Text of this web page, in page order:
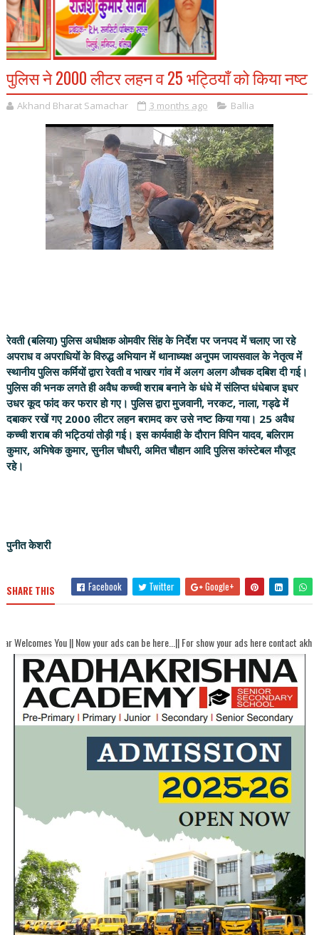
पुलिस ने 2000 लीटर लहन व 25 भट्ठियाँ को किया नष्ट
Akhand Bharat Samachar 3 months ago Ballia
रेवती (बलिया) पुलिस अधीक्षक ओमवीर सिंह के निर्देश पर जनपद में चलाए जा रहे
अपराध व अपराधियों के विरुद्ध अभियान में थानाध्यक्ष अनुपम जायसवाल के नेतृत्व में
स्थानीय पुलिस कर्मियों द्वारा रेवती व भाखर गांव में अलग अलग औचक दबिश दी गई।
पुलिस की भनक लगते ही अवैध कच्ची शराब बनाने के धंधे में संलिप्त धंधेबाज इधर
उधर कूद फांद कर फरार हो गए। पुलिस द्वारा मुजवानी, नरकट, नाला, गड्ढे में
दबाकर रखें गए 2000 लीटर लहन बरामद कर उसे नष्ट किया गया। 25 अवैध
कच्ची शराब की भट्ठियां तोड़ी गई। इस कार्यवाही के दौरान विपिन यादव, बलिराम
कुमार, अभिषेक कुमार, सुनील चौधरी, अमित चौहान आदि पुलिस कांस्टेबल मौजूद
रहे।
पुनीत केशरी
SHARE THIS Facebook Twitter Google+
|| Now your ads can be here...|| For show your ads here contact